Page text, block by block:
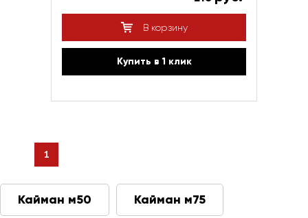
В корзину
Купить в 1 клик
1
Кайман м50 Кайман м75